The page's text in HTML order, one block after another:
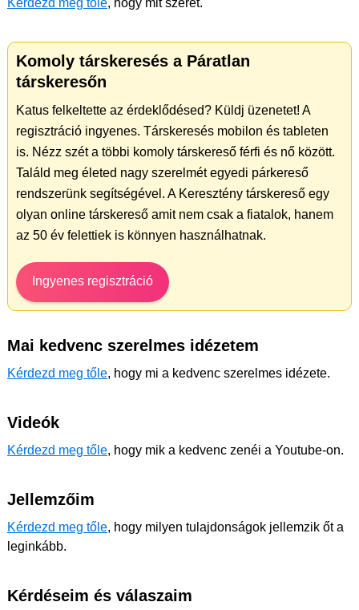
Kérdezd meg tőle, hogy mit szeret.
Komoly társkeresés a Páratlan
társkeresőn
Katus felkeltette az érdeklődésed? Küldj üzenetet! A
regisztráció ingyenes. Társkeresés mobilon és tableten
is. Nézz szét a többi komoly társkereső férfi és nő között.
Találd meg életed nagy szerelmét egyedi párkereső
rendszerünk segítségével. A Keresztény társkereső egy
olyan online társkereső amit nem csak a fiatalok, hanem
az 50 év felettiek is könnyen használhatnak.
Ingyenes regisztráció
Mai kedvenc szerelmes idézetem
Kérdezd meg tőle, hogy mi a kedvenc szerelmes idézete.
Videók
Kérdezd meg tőle, hogy mik a kedvenc zenéi a Youtube-on.
Jellemzőim
Kérdezd meg tőle, hogy milyen tulajdonságok jellemzik őt a
leginkább.
Kérdéseim és válaszaim